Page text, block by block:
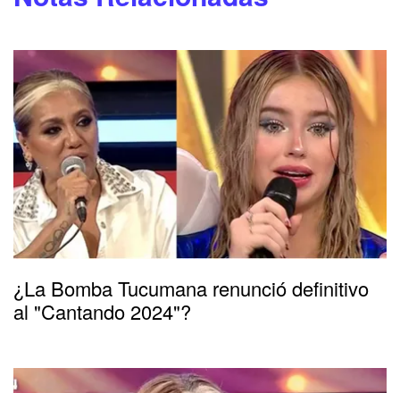
¿La Bomba Tucumana renunció definitivo
al "Cantando 2024"?